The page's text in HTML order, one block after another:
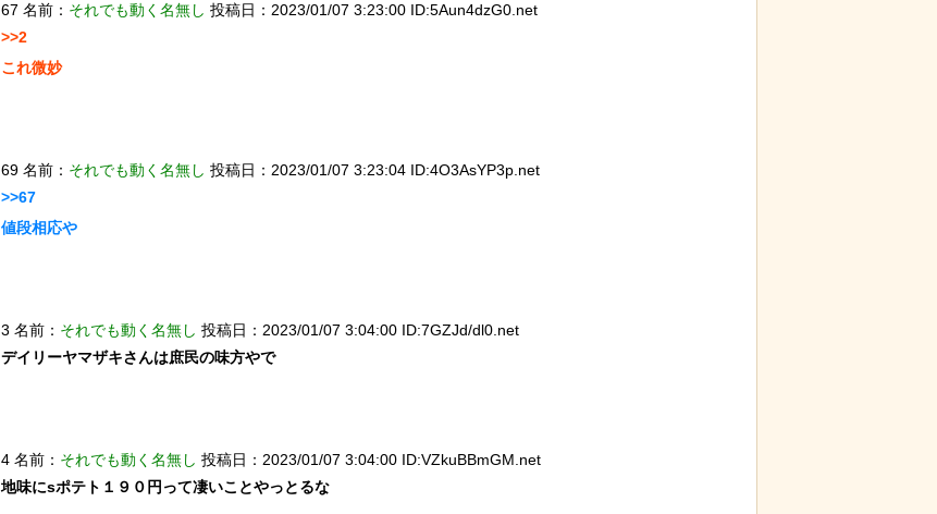
67 名前： それでも動く名無し 投稿日：2023/01/07 3:23:00 ID:5Aun4dzG0.net
>>2
これ微妙
69 名前： それでも動く名無し 投稿日：2023/01/07 3:23:04 ID:4O3AsYP3p.net
>>67
値段相応や
3 名前： それでも動く名無し 投稿日：2023/01/07 3:04:00 ID:7GZJd/dl0.net
デイリーヤマザキさんは庶民の味方やで
4 名前： それでも動く名無し 投稿日：2023/01/07 3:04:00 ID:VZkuBBmGM.net
地味にsポテト１９０円って凄いことやっとるな